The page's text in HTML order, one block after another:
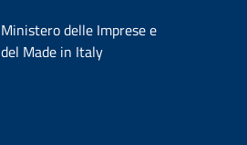
Ministero delle Imprese e
del Made in Italy